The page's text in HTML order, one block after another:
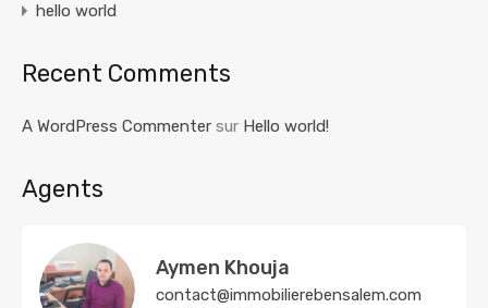
hello world
Recent Comments
A WordPress Commenter sur Hello world!
Agents
Aymen Khouja
contact@immobilierebensalem.com